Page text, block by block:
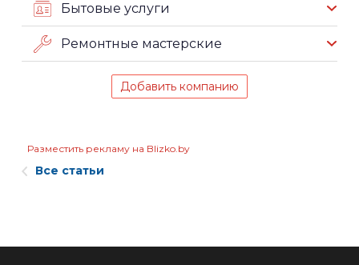
Бытовые услуги
Ремонтные мастерские
Добавить компанию
Разместить рекламу на Blizko.by
Все статьи